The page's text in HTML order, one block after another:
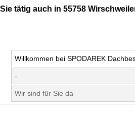
Sie tätig auch in 55758
Willkommen bei SPODAREK
-
Wir sind für Sie da